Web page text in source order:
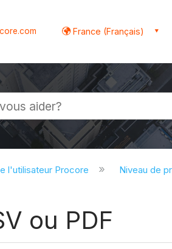
France (Français)
l'utilisateur Procore Niveau de
ou PDF